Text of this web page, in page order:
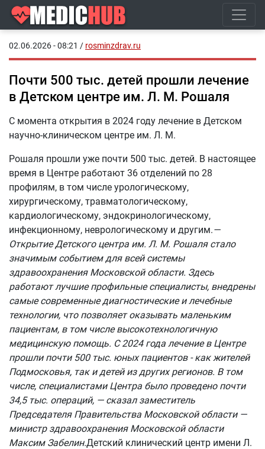
02.06.2026 - 08:21 / rosminzdrav.ru
Почти 500 тыс. детей прошли лечение
в Детском центре им. Л. М. Рошаля
С момента открытия в 2024 году лечение в Детском
научно-клиническом центре им. Л. М.
Рошаля прошли уже почти 500 тыс. детей. В настоящее
время в Центре работают 36 отделений по 28
профилям, в том числе урологическому,
хирургическому, травматологическому,
кардиологическому, эндокринологическому,
инфекционному, неврологическому и другим.—
Открытие Детского центра им. Л. М. Рошаля стало
значимым событием для всей системы
здравоохранения Московской области. Здесь
работают лучшие профильные специалисты, внедрены
самые современные диагностические и лечебные
технологии, что позволяет оказывать маленьким
пациентам, в том числе высокотехнологичную
медицинскую помощь. С 2024 года лечение в Центре
прошли почти 500 тыс. юных пациентов - как жителей
Подмосковья, так и детей из других регионов. В том
числе, специалистами Центра было проведено почти
34,5 тыс. операций, — сказал заместитель
Председателя Правительства Московской области —
министр здравоохранения Московской области
Максим Забелин.Детский клинический центр имени Л.